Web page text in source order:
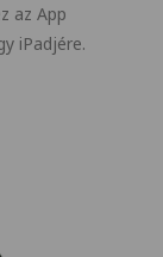
az App
iPadjére.